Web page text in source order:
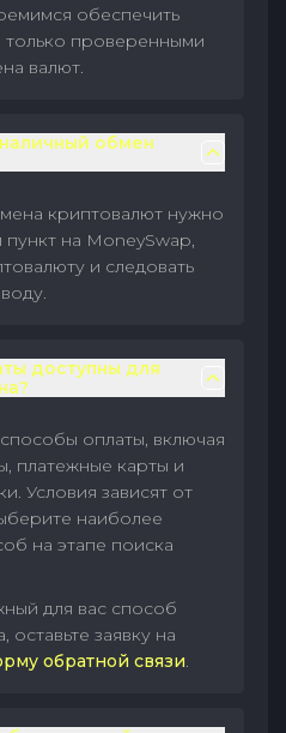
обеспечить
только проверенными
валют.
обмен
криптовалют нужно
на MoneySwap,
и следовать
доступны для
оплаты, включая
платежные карты и
Условия зависят от
наиболее
на этапе поиска
для вас способ
заявку на
обратной связи.